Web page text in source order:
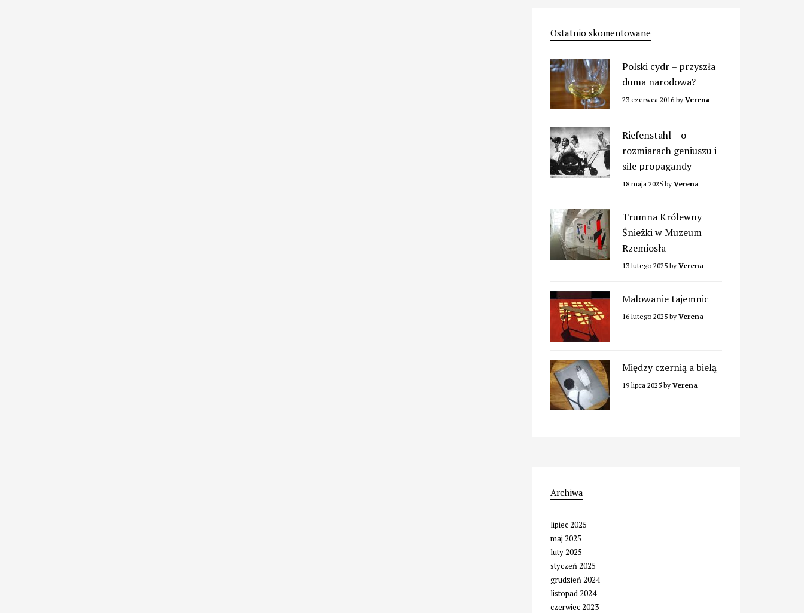
Ostatnio skomentowane
Polski cydr – przyszła
duma narodowa?
23 czerwca 2016by Verena
Riefenstahl – o
rozmiarach geniuszu i
sile propagandy
18 maja 2025by Verena
Trumna Królewny
Śnieżki w Muzeum
Rzemiosła
13 lutego 2025by Verena
Malowanie tajemnic
16 lutego 2025by Verena
Między czernią a bielą
19 lipca 2025by Verena
Archiwa
lipiec 2025
maj 2025
luty 2025
styczeń 2025
grudzień 2024
listopad 2024
czerwiec 2023